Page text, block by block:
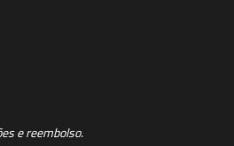
e reembolso.